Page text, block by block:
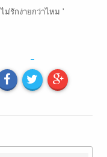
ม่รักง่ายกว่าไหม '
-